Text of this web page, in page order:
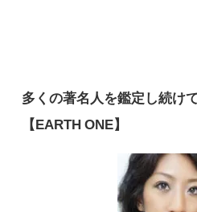
多くの著名人を鑑定し続け
【EARTH ONE】